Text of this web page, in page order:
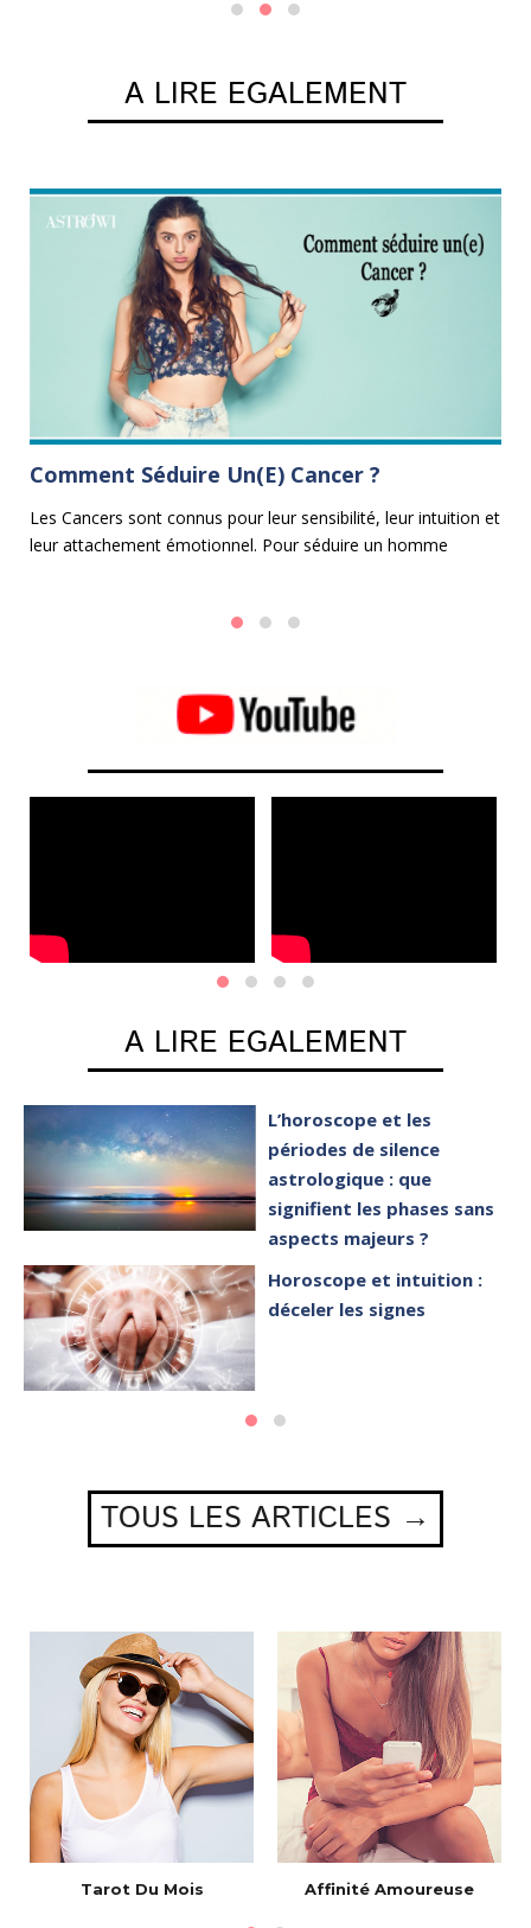
A LIRE EGALEMENT
Comment Séduire Un(e) Cancer ?
Les Cancers sont connus pour leur sensibilité, leur intuition et
leur attachement émotionnel. Pour séduire un homme
A LIRE EGALEMENT
L’horoscope et les
périodes de silence
astrologique : que
signifient les phases sans
aspects majeurs ?
Horoscope et intuition :
déceler les signes
TOUS LES ARTICLES →
Tarot Du Mois Affinité Amoureuse